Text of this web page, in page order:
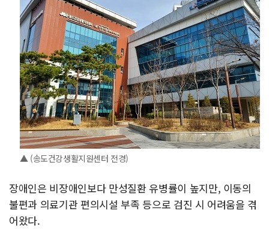
▲ (송도건강생활지원센터 전경)
장애인은 비장애인보다 만성질환 유병률이 높지만, 이동의
불편과 의료기관 편의시설 부족 등으로 검진 시 어려움을 겪
어왔다.